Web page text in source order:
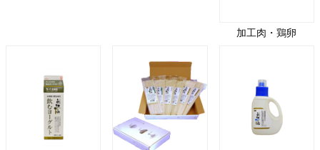
加工肉・鶏卵